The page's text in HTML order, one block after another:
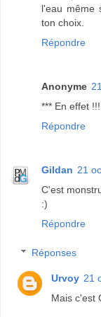
l'eau même
ton choix.
Répondre
Anonyme
*** En effet
Répondre
Gildan 21
C'est
:)
Répondre
Réponses
Urvoy 21
Mais c'est